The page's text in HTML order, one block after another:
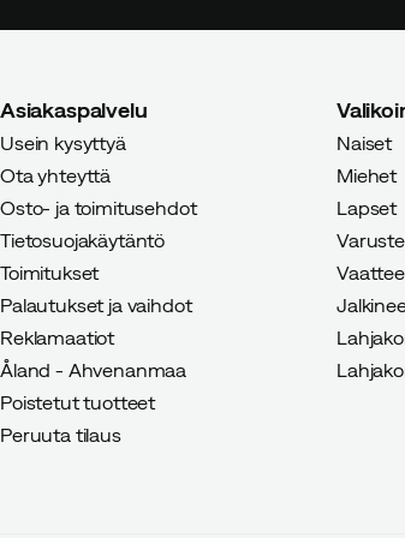
Perfect fit and
4
No ei kovin hyvä
Asiakaspalvelu
Usein kysyttyä
Ota yhteyttä
Osto- ja toimitusehdot
Tietosuojakäytäntö
Toimitukset
Palautukset ja vaihdot
Reklamaatiot
Åland - Ahvenanmaa
Poistetut tuotteet
Peruuta tilaus
Naiset
Miehet
Lapset